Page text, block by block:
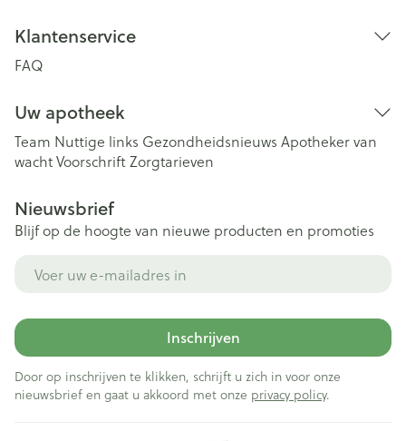
Klantenservice
FAQ
Uw apotheek
Team Nuttige links Gezondheidsnieuws Apotheker van
wachtVoorschriftZorgtarieven
Nieuwsbrief
Blijf op de hoogte van nieuwe producten en promoties
Inschrijven
Door op inschrijven te klikken, schrijft u zich in voor onze
nieuwsbrief en gaat u akkoord met onze privacy policy.